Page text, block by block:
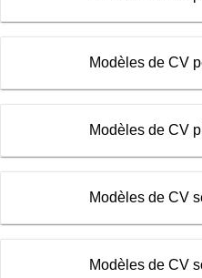
Modèles de CV
Modèles de CV
Modèles de CV
Modèles de CV